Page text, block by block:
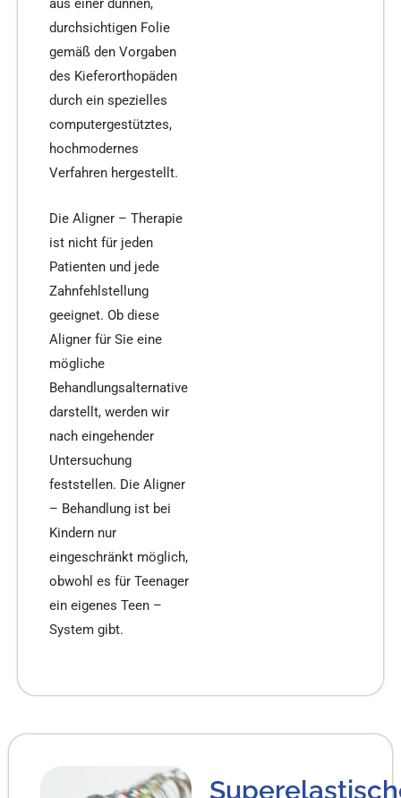
aus einer dünnen,
durchsichtigen Folie
gemäß den Vorgaben
des Kieferorthopäden
durch ein spezielles
computergestütztes,
hochmodernes
Verfahren hergestellt.
Die Aligner – Therapie
ist nicht für jeden
Patienten und jede
Zahnfehlstellung
geeignet. Ob diese
Aligner für Sie eine
mögliche
Behandlungsalternative
darstellt, werden wir
nach eingehender
Untersuchung
feststellen. Die Aligner
– Behandlung ist bei
Kindern nur
eingeschränkt möglich,
obwohl es für Teenager
ein eigenes Teen –
System gibt.